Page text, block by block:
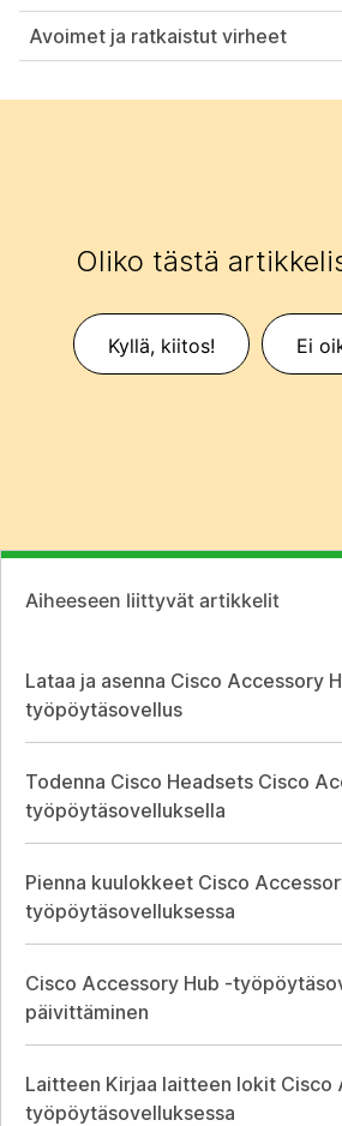
Avoimet ja ratkaistut virheet
Oliko tästä
Kyllä, kiitos! Ei
Aiheeseen liittyvät artikkelit
Lataa ja asenna Cisco Accessory
työpöytäsovellus
Todenna Cisco Headsets Cisco
työpöytäsovelluksella
Pienna kuulokkeet Cisco
työpöytäsovelluksessa
Cisco Accessory Hub -
päivittäminen
Laitteen Kirjaa laitteen lokit Cisco
työpöytäsovelluksessa